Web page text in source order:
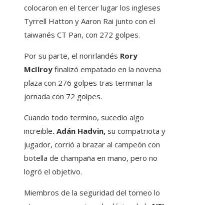
colocaron en el tercer lugar los ingleses
Tyrrell Hatton y Aaron Rai junto con el
taiwanés CT Pan, con 272 golpes.
Por su parte, el norirlandés Rory
McIlroy finalizó empatado en la novena
plaza con 276 golpes tras terminar la
jornada con 72 golpes.
Cuando todo termino, sucedio algo
increible. Adán Hadvin, su compatriota y
jugador, corrió a brazar al campeón con
botella de champaña en mano, pero no
logró el objetivo.
Miembros de la seguridad del torneo lo